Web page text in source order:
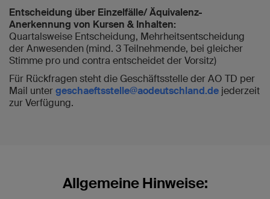
Entscheidung über Einzelfälle/ Äquivalenz-
Anerkennung von Kursen & Inhalten:
Quartalsweise Entscheidung, Mehrheitsentscheidung
der Anwesenden (mind. 3 Teilnehmende, bei gleicher
Stimme pro und contra entscheidet der Vorsitz)
Für Rückfragen steht die Geschäftsstelle der AO TD per
Mail untergeschaeftsstelle@aodeutschland.de jederzeit
zur Verfügung.
Allgemeine Hinweise: